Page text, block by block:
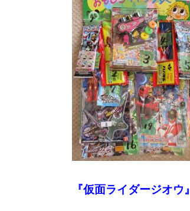
『仮面ライダージオウ』